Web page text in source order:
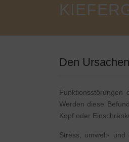
Den
Funktionsstörungen
Werden diese
Kopf oder
Stress, umwelt- und